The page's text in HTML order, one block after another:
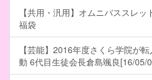
【共用・汎用】オムニバススレ
福袋
【芸能】2016年度さくら学院が
動 6代目生徒会長倉島颯良[16/05/